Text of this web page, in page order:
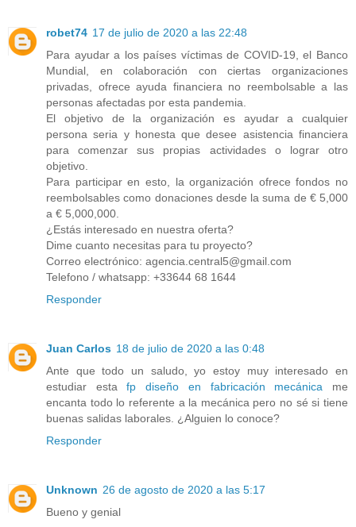
robet74 17 de julio de 2020 a las 22:48
Para ayudar a los países víctimas de COVID-19, el Banco
Mundial, en colaboración con ciertas organizaciones
privadas, ofrece ayuda financiera no reembolsable a las
personas afectadas por esta pandemia.
El objetivo de la organización es ayudar a cualquier
persona seria y honesta que desee asistencia financiera
para comenzar sus propias actividades o lograr otro
objetivo.
Para participar en esto, la organización ofrece fondos no
reembolsables como donaciones desde la suma de € 5,000
a € 5,000,000.
¿Estás interesado en nuestra oferta?
Dime cuanto necesitas para tu proyecto?
Correo electrónico: agencia.central5@gmail.com
Telefono / whatsapp: +33644 68 1644
Responder
Juan Carlos 18 de julio de 2020 a las 0:48
Ante que todo un saludo, yo estoy muy interesado en
estudiar estafp diseño en fabricación mecánica me
encanta todo lo referente a la mecánica pero no sé si tiene
buenas salidas laborales. ¿Alguien lo conoce?
Responder
Unknown 26 de agosto de 2020 a las 5:17
Bueno y genial